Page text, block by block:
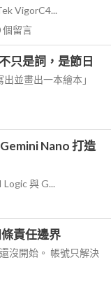
VigorC4...
個留言
只是詞，是節日
並畫出一本繪本」
Nano 打造
與 G...
責任邊界
沒開始。 帳號只解決